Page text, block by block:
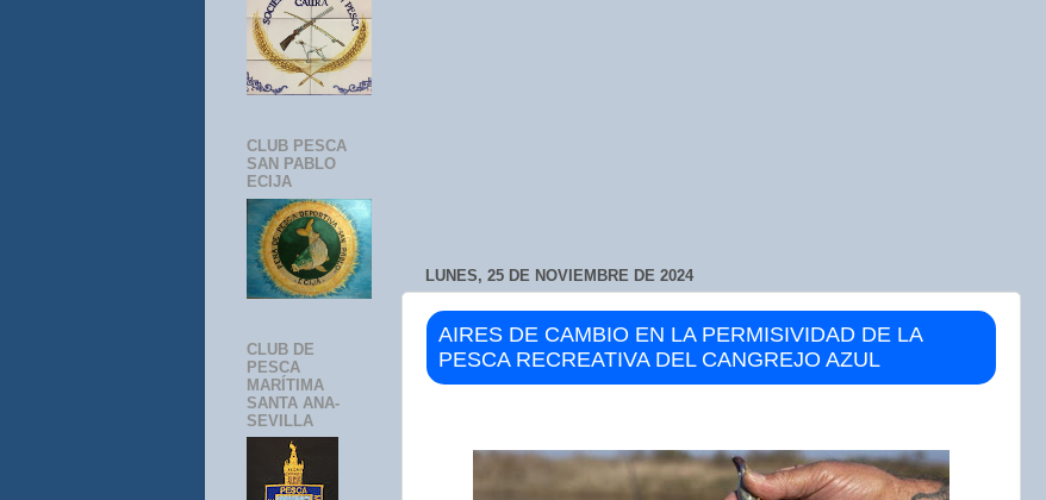
LUNES, 25 DE NOVIEMBRE DE 2024
AIRES DE CAMBIO EN LA PERMISIVIDAD DE LA
PESCA RECREATIVA DEL CANGREJO AZUL
CLUB PESCA
SAN PABLO
ECIJA
CLUB DE
PESCA
MARÍTIMA
SANTA ANA-
SEVILLA